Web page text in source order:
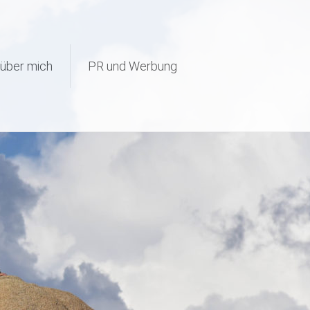
über mich PR und Werbung